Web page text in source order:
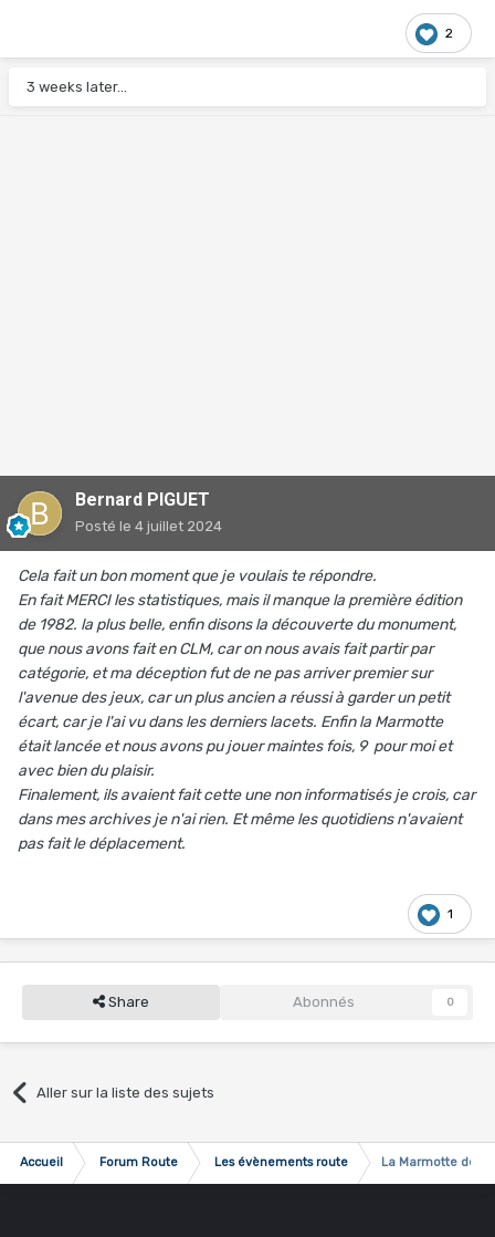
2
3 weeks later...
Bernard PIGUET
Posté le 4 juillet 2024
Cela fait un bon moment que je voulais te répondre.
En fait MERCI les statistiques, mais il manque la première édition
de 1982. la plus belle, enfin disons la découverte du monument,
que nous avons fait en CLM, car on nous avais fait partir par
catégorie, et ma déception fut de ne pas arriver premier sur
l'avenue des jeux, car un plus ancien a réussi à garder un petit
écart, car je l'ai vu dans les derniers lacets. Enfin la Marmotte
était lancée et nous avons pu jouer maintes fois, 9 pour moi et
avec bien du plaisir.
Finalement, ils avaient fait cette une non informatisés je crois, car
dans mes archives je n'ai rien. Et même les quotidiens n'avaient
pas fait le déplacement.
1
Share Abonnés 0
Aller sur la liste des sujets
Accueil Forum Route Les évènements route La Marmotte de